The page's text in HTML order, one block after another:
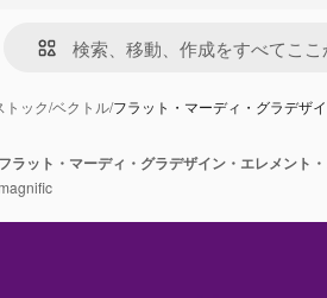
トック/ベクトル/フラット・マーディ・グラデザ
フラット・マーディ・グラデザイン・エレメント